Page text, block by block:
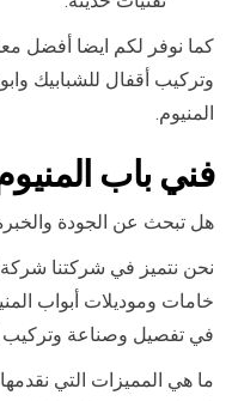
كما نوفر لكم ايضا أفضل
وتركيب أقفال للشبابيك
المنيوم.
فني باب
هل تبحث عن الجودة
نحن نتميز في شركتنا شركة
خامات وموديلات أبواب
في تفصيل وصناعة وتركيب
ما هي المميزات التي